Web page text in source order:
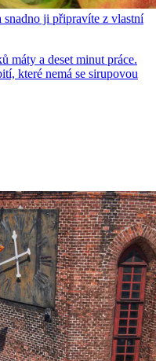
ji připravíte z vlastní
máty a deset minut práce.
které nemá se sirupovou